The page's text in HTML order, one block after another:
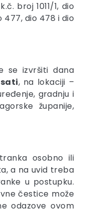
broj 1011/1, dio
477, dio 478 i dio
se izvršiti dana
sati, na lokaciji –
gradnju i
županije,
osobno ili
a na uvid treba
u postupku.
čestice može
odazove ovom